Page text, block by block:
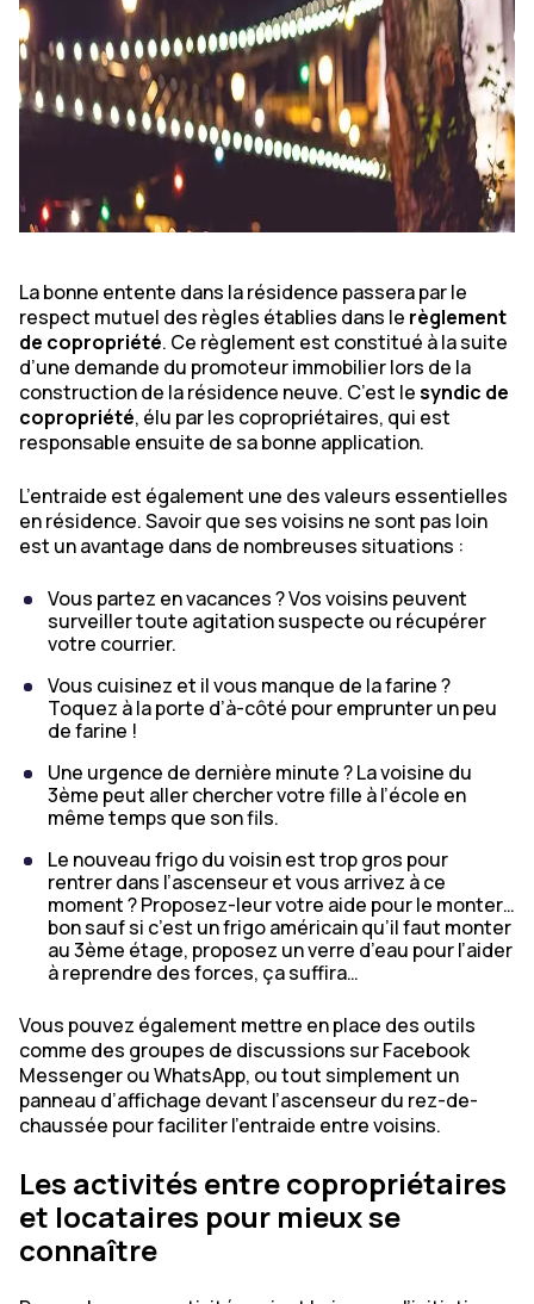
La bonne entente dans la résidence passera par le
respect mutuel des règles établies dans le règlement
de copropriété. Ce règlement est constitué à la suite
d’une demande du promoteur immobilier lors de la
construction de la résidence neuve. C’est lesyndic de
copropriété, élu par les copropriétaires, qui est
responsable ensuite de sa bonne application.
L’entraide est également une des valeurs essentielles
en résidence. Savoir que ses voisins ne sont pas loin
est un avantage dans de nombreuses situations :
Vous partez en vacances ? Vos voisins peuvent
surveiller toute agitation suspecte ou récupérer
votre courrier.
Vous cuisinez et il vous manque de la farine ?
Toquez à la porte d’à-côté pour emprunter un peu
de farine !
Une urgence de dernière minute ? La voisine du
3ème peut aller chercher votre fille à l’école en
même temps que son fils.
Le nouveau frigo du voisin est trop gros pour
rentrer dans l’ascenseur et vous arrivez à ce
moment ? Proposez-leur votre aide pour le monter…
bon sauf si c’est un frigo américain qu’il faut monter
au 3ème étage, proposez un verre d’eau pour l’aider
à reprendre des forces, ça suffira…
Vous pouvez également mettre en place des outils
comme des groupes de discussions sur Facebook
Messenger ou WhatsApp, ou tout simplement un
panneau d’affichage devant l’ascenseur du rez-de-
chaussée pour faciliter l’entraide entre voisins.
Les activités entre copropriétaires
et locataires pour mieux se
connaître